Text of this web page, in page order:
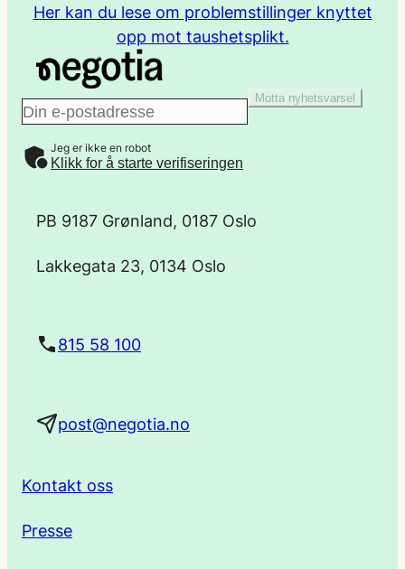
Her kan du lese om problemstillinger knyttet
opp mot taushetsplikt.
E
-
Motta nyhetsvarsel
Jeg er ikke en robot
Klikk for å starte verifiseringen
PB 9187 Grønland, 0187 Oslo
Lakkegata 23, 0134 Oslo
815 58 100
post@negotia.no
Kontakt oss
Presse